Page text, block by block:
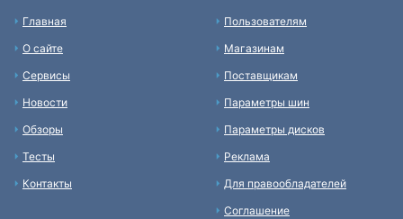
Главная
О сайте
Сервисы
Новости
Обзоры
Тесты
Контакты
Пользователям
Магазинам
Поставщикам
Параметры шин
Параметры дисков
Реклама
Для правообладателей
Соглашение